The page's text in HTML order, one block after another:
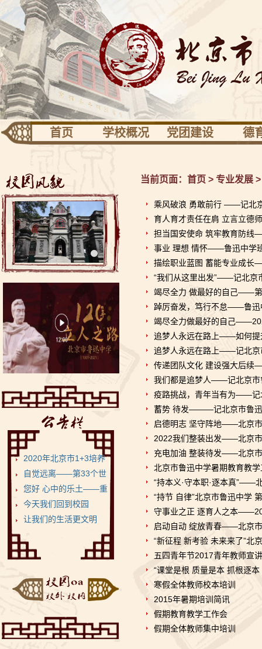
首页 学校概况
学校识别
关于校园
校长信息
校友园地
党团建设
党建
共青团少先队
工会之家
德
德育
健康
2020年北京市1+3培养
试验项目•鲁迅...
自觉远离——第33个世
界无烟日
您好 心中的乐土——重
返健康美丽的菁菁校...
今天我们回到校园
让我们的生活更文明
推...“云端阅享”——来自同
学们的好书推荐
博疫有我——记2020届
初三毕业考
校进行防疫安全检查—...
全力支持 万千保障——
金融街道向学校捐赠...
“艺”心抗疫 “艺”同成长
当前页面： 首页 > 专业发展
乘风破浪 勇敢前行 ——记北
育人育才责任在肩 立言立德
担当国安使命 筑牢教育防线
事业 理想 情怀——鲁迅中学
描绘职业蓝图 蓄能专业成长
“我们从这里出发”——记北京
竭尽全力 做最好的自己——
踔厉奋发，笃行不怠——鲁迅
竭尽全力做最好的自己
追梦人永远在路上——如何提
追梦人永远在路上——记北京
传递团队文化 建设强大后
我们都是追梦人——记北京市
疫路挑战，青年当有为——记
蓄势 待发———记北京市鲁迅
启德明志 坚守阵地——北京
2022我们整装出发——北京
充电加油 整装待发——北京
北京市鲁迅中学暑期教育教
“持本义·守本职·逐本真”——
“持节 自律”北京市鲁迅中学
守事业之正 逐育人之本
启动自动 绽放青春——北京市
“新征程 新考验 未来来了”北
五四青年节2017青年教师宣
“课堂是根 质量是本 抓根逐
寒假全体教师校本培训
2015年暑期培训简讯
假期教育教学工作会
假期全体教师集中培训